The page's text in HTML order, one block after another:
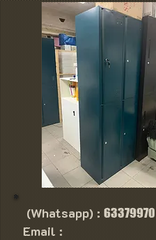
(Whatsapp) :63379970
Email :